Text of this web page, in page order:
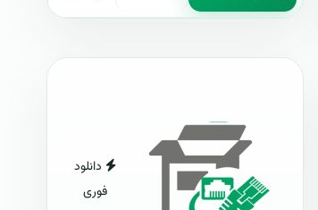
دانلود
فوری